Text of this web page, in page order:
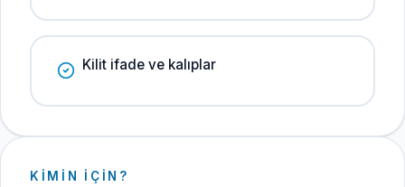
Kilit ifade ve kalıplar
KIMIN IÇIN?